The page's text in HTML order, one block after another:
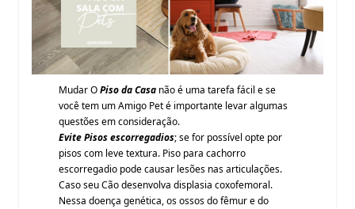
Mudar OPiso da Casa não é uma tarefa fácil e se
você tem um Amigo Pet é importante levar algumas
questões em consideração.
Evite Pisos escorregadios; se for possível opte por
pisos com leve textura. Piso para cachorro
escorregadio pode causar lesões nas articulações.
Caso seu Cão desenvolva displasia coxofemoral.
Nessa doença genética, os ossos do fêmur e do